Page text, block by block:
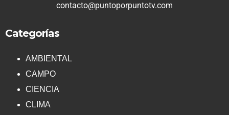
contacto@puntoporpuntotv.com
Categorías
AMBIENTAL
CAMPO
CIENCIA
CLIMA